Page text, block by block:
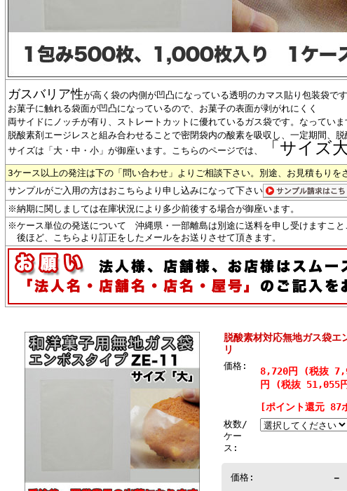
ガスバリア性が高く袋の内側が凹凸になっている透明のカマス貼り包装袋で
お菓子に触れる袋面が凹凸になっているので、お菓子の表面が剥がれにくく
両サイドにノッチが有り、ストレートカットに優れているガス袋です。なっていま
脱酸素剤エージレスと組み合わせることで密閉袋内の酸素を吸収し、一定期間、
サイズは「大・中・小」が御座います。こちらのページでは、
「サイズ
3ケース以上の発注は下の「問い合わせ」よりご相談下さい。別途、お見積もりを
サンプルがご入用の方はおこちらより申し込みになって下さい
※納期に関しましては在庫状況により多少前後する場合が御座います。
※ケース単位の発送について 沖縄県・一部離島は別途に送料を申し受けますこ
後ほど、こちらより訂正をしたメールをお送りさせて頂きます。
脱酸素材対応無地ガス袋
リ
価格:
8,720円 (税抜
円 (税抜 51,055
[ポイント還元 87
枚数/
ケー
ス:
価格: －